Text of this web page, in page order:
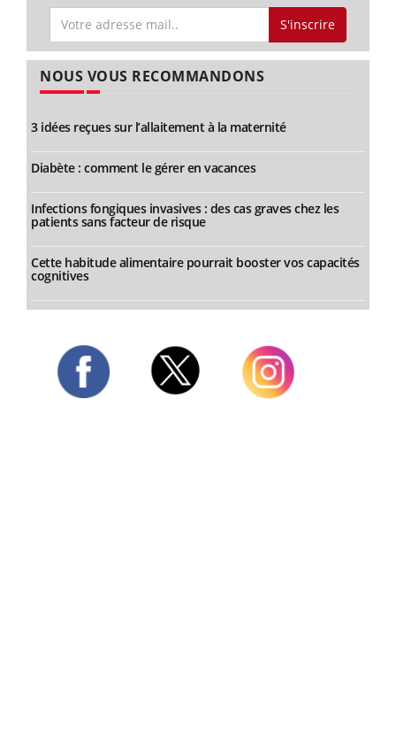
S'inscrire
NOUS VOUS RECOMMANDONS
3 idées reçues sur l’allaitement à la maternité
Diabète : comment le gérer en vacances
Infections fongiques invasives : des cas graves chez les
patients sans facteur de risque
Cette habitude alimentaire pourrait booster vos capacités
cognitives